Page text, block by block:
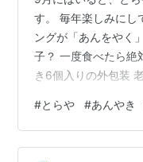
す。 毎年楽しみにし
ングが「あんをやく
子？ 一度食べたら絶
き6個入りの外包装
原材料：砂糖、豆類
卵黄油 あんやき：抹
食感はふっくらして
#とらや #あんやき